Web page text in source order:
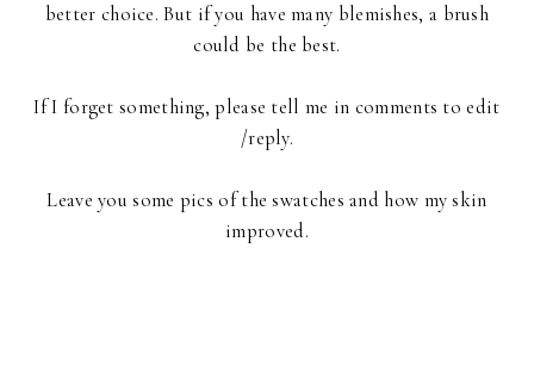
better choice. But if you have many blemishes, a brush
could be the best.
If I forget something, please tell me in comments to edit
/reply.
Leave you some pics of the swatches and how my skin
improved.